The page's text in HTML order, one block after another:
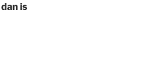
dan is